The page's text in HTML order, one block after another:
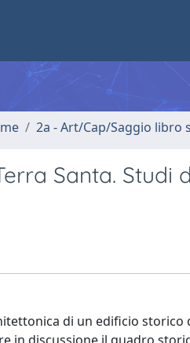
2a - Art/Cap/Saggio libro
Santa. Studi
di un edificio storico